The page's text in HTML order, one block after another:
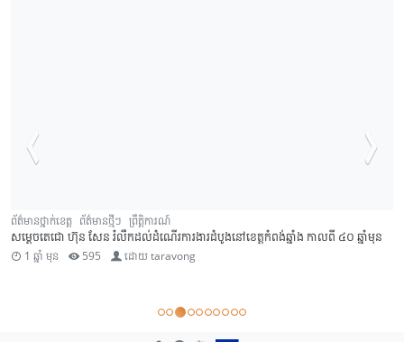
ព័ត៌មានថ្នាក់ខេត្ត ព័ត៌មានថ្មីៗ ព្រឹត្តិការណ៍
សម្តេចតេជោ ហ៊ុន សែន រំលឹកដល់ដំណើរការងារដំបូងនៅខេត្តកំពង់ឆ្នាំង កាលពី ៤០ ឆ្នាំមុន
1 ឆ្នាំ មុន 595 ដោយtaravong